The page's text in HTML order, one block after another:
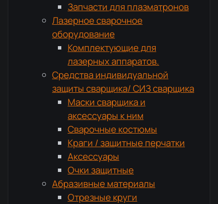
Запчасти для плазматронов
Лазерное сварочное
оборудование
Комплектующие для
лазерных аппаратов.
Средства индивидуальной
защиты сварщика/ СИЗ сварщика
Маски сварщика и
аксессуары к ним
Сварочные костюмы
Краги / защитные перчатки
Аксессуары
Очки защитные
Абразивные материалы
Отрезные круги